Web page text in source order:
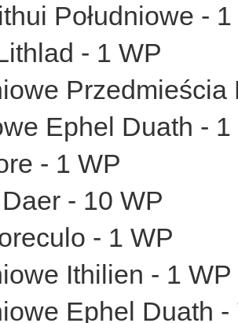
Południowe -
- 1 WP
Ephel Duath - 1
- 1 WP
- 10 WP
- 1 WP
Ithilien - 1 WP
Ephel Duath -